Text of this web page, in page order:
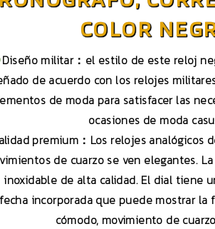
COLOR
Diseño militar：el estilo de este reloj
de acuerdo con los relojes
de moda para satisfacer las
ocasiones de moda
premium：Los relojes analógicos
de cuarzo se ven elegantes.
inoxidable de alta calidad. El dial tiene
incorporada que puede mostrar la
cómodo, movimiento de